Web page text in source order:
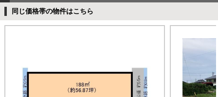
同じ価格帯の物件はこちら